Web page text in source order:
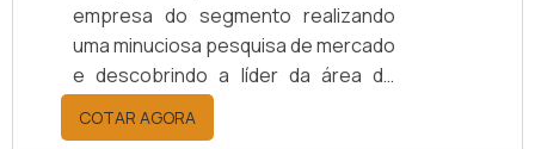
empresa do segmento realizando
uma minuciosa pesquisa de mercado
e descobrindo a líder da área de
atuação.Quando o quesito é juntas
de vedação em ptfe, com os
COTAR AGORA